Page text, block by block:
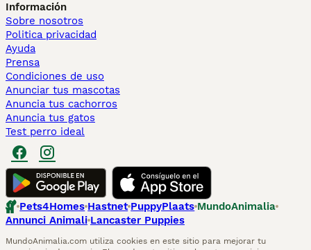
Información
Sobre nosotros
Politica privacidad
Ayuda
Prensa
Condiciones de uso
Anunciar tus mascotas
Anuncia tus cachorros
Anuncia tus gatos
Test perro ideal
Pets4Homes Hastnet PuppyPlaats MundoAnimalia
Annunci Animali Lancaster Puppies
MundoAnimalia.com utiliza cookies en este sitio para mejorar tu